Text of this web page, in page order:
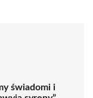
świadomi i